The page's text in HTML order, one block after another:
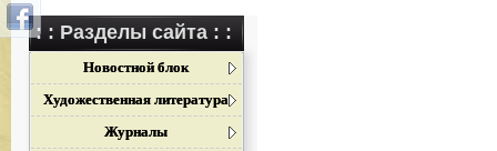
: : Разделы сайта : :
Новостной блок
Художественная литература
Журналы